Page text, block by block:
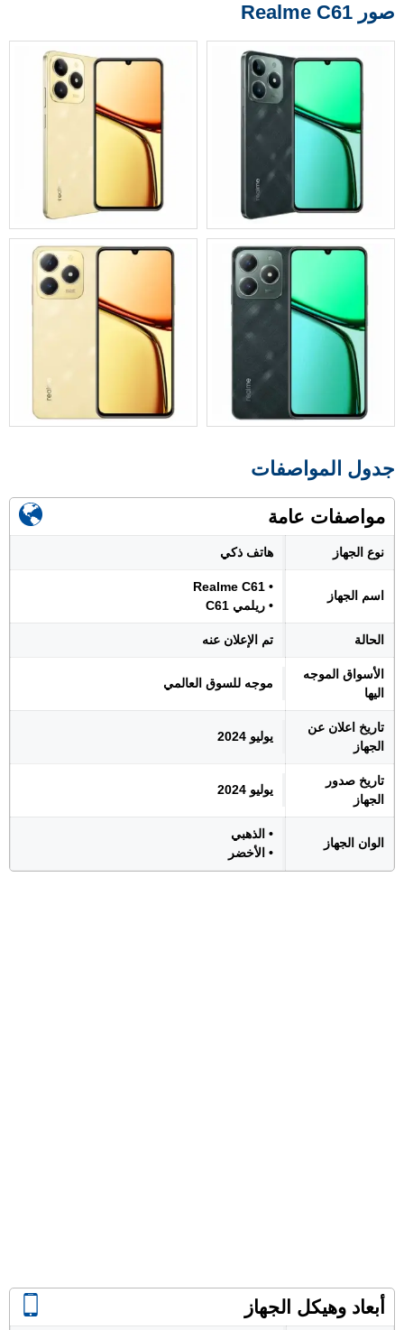
صور Realme C61
جدول المواصفات
مواصفات عامة
نوع الجهاز هاتف ذكي
اسم الجهاز
• Realme C61
• ريلمي C61
الحالة تم الإعلان عنه
الأسواق الموجه
اليها
موجه للسوق العالمي
تاريخ اعلان عن
الجهاز
يوليو 2024
تاريخ صدور
الجهاز
يوليو 2024
الوان الجهاز
• الذهبي
• الأخضر
أبعاد وهيكل الجهاز